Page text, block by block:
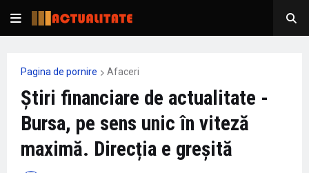
Pagina de pornire Afaceri
Știri financiare de actualitate -
Bursa, pe sens unic în viteză
maximă. Direcția e greșită